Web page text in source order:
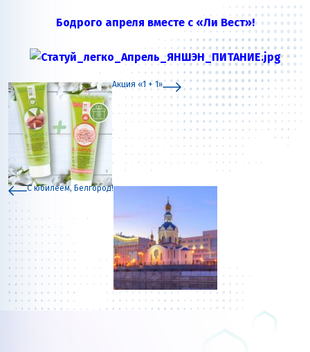
Бодрого апреля вместе с «Ли Вест»!
С юбилеем, Белгород!
Акция «1 + 1»